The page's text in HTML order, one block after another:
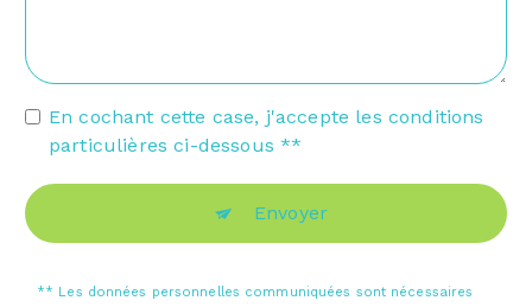
En cochant cette case, j'accepte les conditions
particulières ci-dessous **
Envoyer
** Les données personnelles communiquées sont nécessaires